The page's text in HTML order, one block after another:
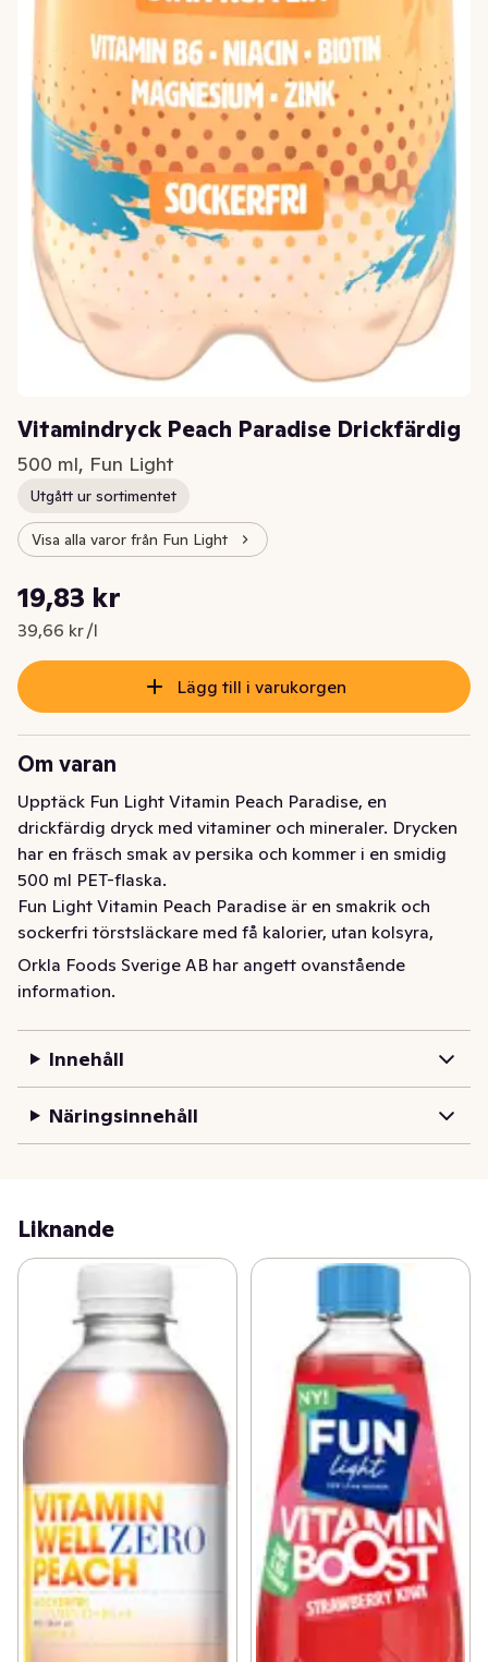
Vitamindryck Peach Paradise Drickfärdig
500 ml, Fun Light
Utgått ur sortimentet
Visa alla varor från Fun Light
Nuvarande pris är: 19,83 kr
19,83 kr
39,66 kr /l
Styckpris: 39,66 kr /l
Lägg till i varukorgen
Om varan
Upptäck Fun Light Vitamin Peach Paradise, en
drickfärdig dryck med vitaminer och mineraler. Drycken
har en fräsch smak av persika och kommer i en smidig
500 ml PET-flaska.
Fun Light Vitamin Peach Paradise är en smakrik och
sockerfri törstsläckare med få kalorier, utan kolsyra,
som ger dig en boost av vitaminer i alla dagens stunder
? när helst det passar dig!
fenylalaninkälla.
Vitamin B6, niacin och magnesium bidrar till normal
energiomsättning och till minskad trötthet. Vitamin B6
och zink bidrar också till&#8239;immunförsvarets
normala funktion. Drick Fun Light Vitamin Boost ready
Kom ihåg att panta din flaska, så gör du även något
Serveras väl kyld för maximal njutning.
Orkla Foods Sverige AB har angett ovanstående
information.
Innehåll
Näringsinnehåll
Liknande